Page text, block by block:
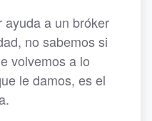
ayuda a un bróker
no sabemos si
volvemos a lo
le damos, es el